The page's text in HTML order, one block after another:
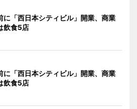
に「西日本シティビル」開業、商業
飲食5店
に「西日本シティビル」開業、商業
飲食5店